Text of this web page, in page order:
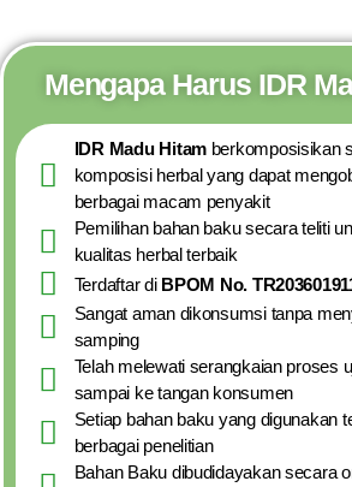
Mengapa Harus IDR
IDR Madu Hitamberkomposisikan
komposisi herbal yang dapat
berbagai macam penyakit
Pemilihan bahan baku secara teliti
kualitas herbal terbaik
Terdaftar di BPOM No.
Sangat aman dikonsumsi tanpa
samping
Telah melewati serangkaian proses
sampai ke tangan konsumen
Setiap bahan baku yang digunakan
berbagai penelitian
Bahan Baku dibudidayakan secara